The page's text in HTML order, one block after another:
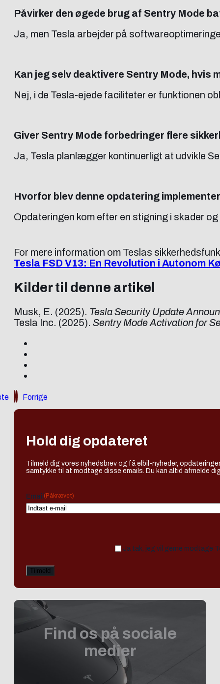
Påvirker den øgede brug af Sentry Mode
Ja, men Tesla arbejder på
Kan jeg selv deaktivere Sentry Mode, hvis
Nej, i de Tesla-ejede faciliteter er funktionen
Giver Sentry Mode forbedringer flere
Ja, Tesla planlægger kontinuerligt at udvikle
Hvorfor blev denne opdatering
Opdateringen kom efter en stigning i skader
For mere information om Teslas
Tesla FSD V13: En Revolution i Autonom
Kilder til denne artikel
Musk, E. (2025). Tesla Security Update
Tesla Inc. (2025). Sentry Mode Activation for
Forrige
Hold dig opdateret
Tilmeld dig vores nyhedsbrev og få elbil-nyheder,
samtykke til at modtage disse emails. Du kan altid afmelde
Email (Påkrævet)
Ja tak, jeg vil gerne modtage
Find os på sociale
medier